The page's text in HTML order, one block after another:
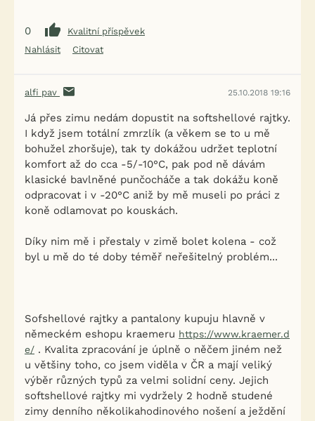
0
Kvalitní příspěvek
Nahlásit
Citovat
alfi pav 25.10.2018 19:16
Já přes zimu nedám dopustit na softshellové rajtky.
I když jsem totální zmrzlík (a věkem se to u mě
bohužel zhoršuje), tak ty dokážou udržet teplotní
komfort až do cca -5/-10°C, pak pod ně dávám
klasické bavlněné punčocháče a tak dokážu koně
odpracovat i v -20°C aniž by mě museli po práci z
koně odlamovat po kouskách.
Díky nim mě i přestaly v zimě bolet kolena - což
byl u mě do té doby téměř neřešitelný problém...
Sofshellové rajtky a pantalony kupuju hlavně v
německém eshopu kraemeru https://www.kraemer.d
e/ . Kvalita zpracování je úplně o něčem jiném než
u většiny toho, co jsem viděla v ČR a mají veliký
výběr různých typů za velmi solidní ceny. Jejich
softshellové rajtky mi vydržely 2 hodně studené
zimy denního několikahodinového nošení a ježdění